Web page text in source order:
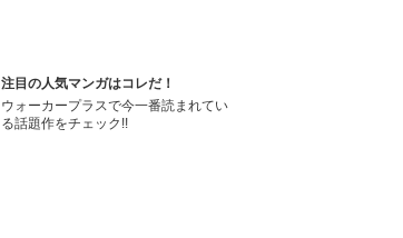
注目の人気マンガはコレだ！
ウォーカープラスで今一番読まれてい
る話題作をチェック!!